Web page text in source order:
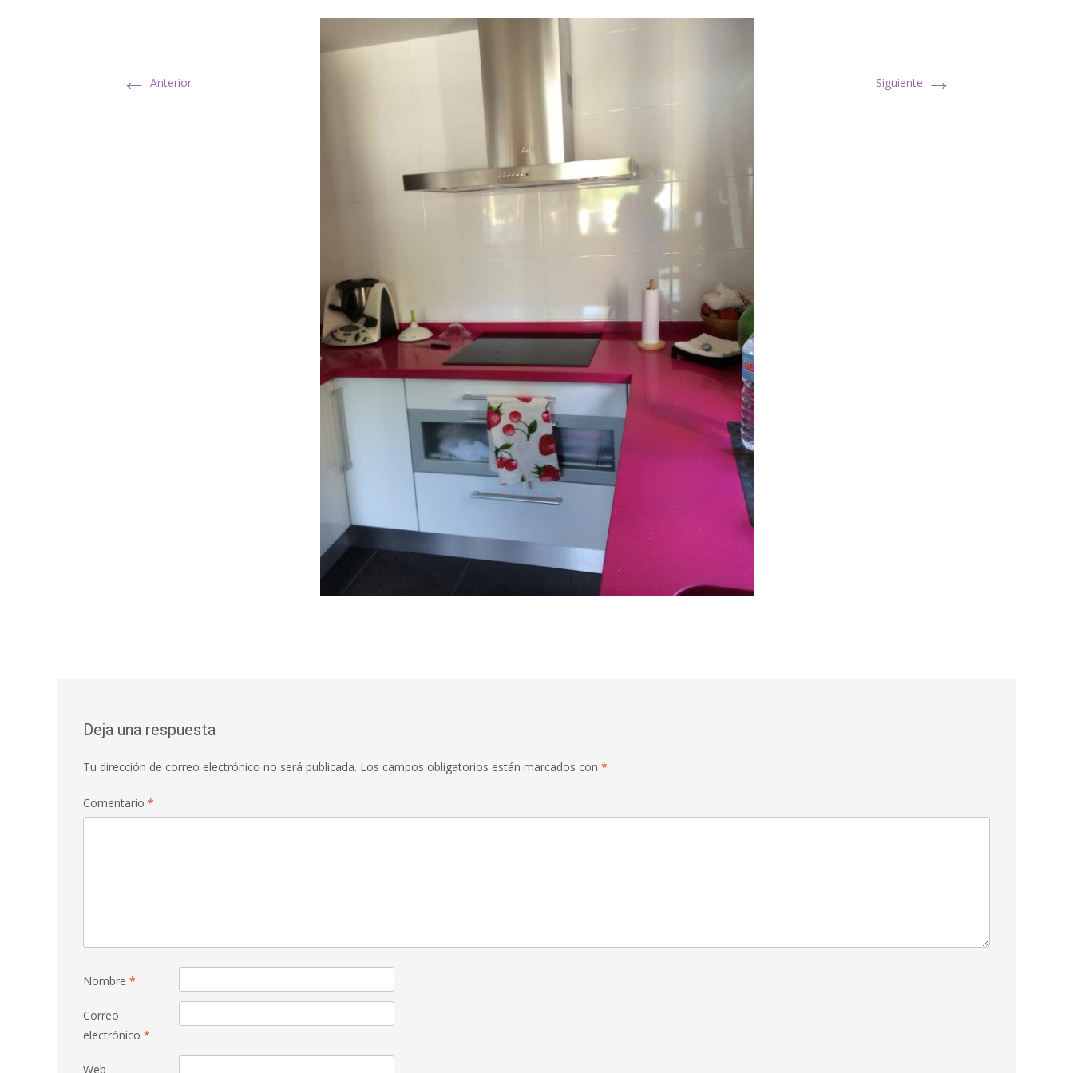
← Anterior Siguiente →
Deja una respuesta
Tu dirección de correo electrónico no será publicada. Los campos obligatorios están marcados con *
Comentario *
Nombre *
Correo
electrónico *
Web